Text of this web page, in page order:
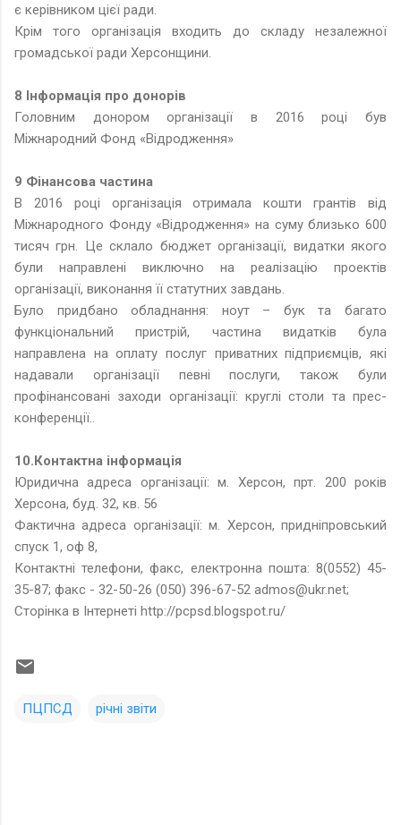
є керівником цієї ради.
Крім того організація входить до складу незалежної
громадської ради Херсонщини.
8 Інформація про донорів
Головним донором організації в 2016 році був
Міжнародний Фонд «Відродження»
9 Фінансова частина
В 2016 році організація отримала кошти грантів від
Міжнародного Фонду «Відродження» на суму близько 600
тисяч грн. Це склало бюджет організації, видатки якого
були направлені виключно на реалізацію проектів
організації, виконання її статутних завдань.
Було придбано обладнання: ноут – бук та багато
функціональний пристрій, частина видатків була
направлена на оплату послуг приватних підприємців, які
надавали організації певні послуги, також були
профінансовані заходи організації: круглі столи та прес-
конференції..
10.Контактна інформація
Юридична адреса організації: м. Херсон, прт. 200 років
Херсона, буд. 32, кв. 56
Фактична адреса організації: м. Херсон, придніпровський
спуск 1, оф 8,
Контактні телефони, факс, електронна пошта: 8(0552) 45-
35-87; факс - 32-50-26 (050) 396-67-52 admos@ukr.net;
Сторінка в Інтернеті http://pcpsd.blogspot.ru/
ПЦПСД річні звіти